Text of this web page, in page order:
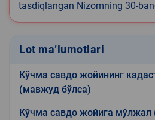
tasdiqlangan Nizomning 30-
Lot ma’lumotlari
Кўчма савдо жойининг
(мавжуд бўлса)
Кўчма савдо жойига мўлжал